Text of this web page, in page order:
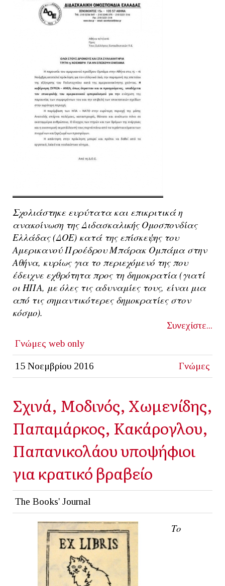
Σχολιάστηκε ευρύτατα και επικριτικά η
ανακοίνωση της Διδασκαλικής Ομοσπονδίας
Ελλάδας (ΔΟΕ) κατά της επίσκεψης του
Αμερικανού Προέδρου Μπάρακ Ομπάμα στην
Αθήνα, κυρίως για το περιεχόμενό της που
έδειχνε εχθρότητα προς τη δημοκρατία (γιατί
οι ΗΠΑ, με όλες τις αδυναμίες τους, είναι μια
από τις σημαντικότερες δημοκρατίες στον
κόσμο).
Συνεχίστε...
Γνώμες web only
15 Νοεμβρίου 2016 Γνώμες
Σχινά, Μοδινός, Χωμενίδης,
Παπαμάρκος, Κακάρογλου,
Παπανικολάου υποψήφιοι
για κρατικό βραβείο
The Books' Journal
Το